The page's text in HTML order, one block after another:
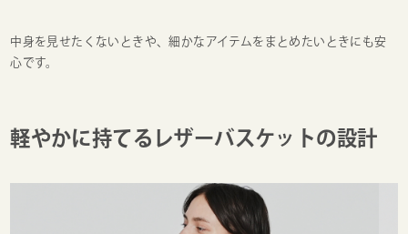
中身を見せたくないときや、細かなアイテムをまとめたいときにも安
心です。
軽やかに持てるレザーバスケットの設計